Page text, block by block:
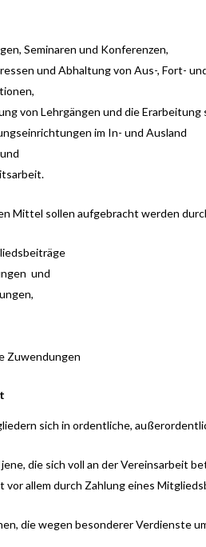
Seminaren und Konferenzen,
und Abhaltung von Aus-, Fort-
von Lehrgängen und die
im In- und Ausland
Mittel sollen aufgebracht werden
und
Zuwendungen
sich in ordentliche,
die sich voll an der Vereinsarbeit
vor allem durch Zahlung eines
die wegen besonderer Verdienste